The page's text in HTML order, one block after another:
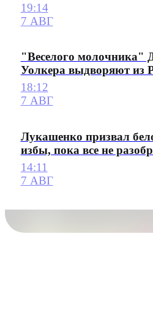
19:14
7 АВГ
"Веселого молочника"
Уолкера выдворяют из
18:12
7 АВГ
Лукашенко призвал
избы, пока все не
14:11
7 АВГ